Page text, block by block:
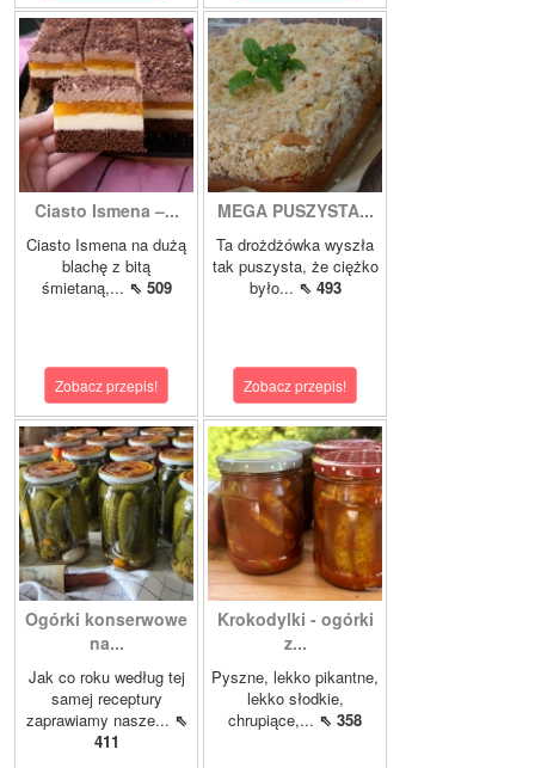
Ciasto Ismena –...
Ciasto Ismena na dużą
blachę z bitą
śmietaną,... ⇖ 509
Zobacz przepis!
MEGA PUSZYSTA...
Ta drożdżówka wyszła
tak puszysta, że ciężko
było... ⇖ 493
Zobacz przepis!
Ogórki konserwowe
na...
Jak co roku według tej
samej receptury
zaprawiamy nasze... ⇖
411
Krokodylki - ogórki
z...
Pyszne, lekko pikantne,
lekko słodkie,
chrupiące,... ⇖ 358